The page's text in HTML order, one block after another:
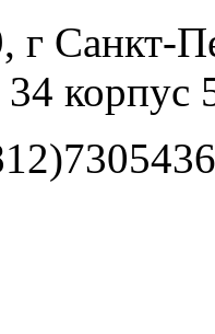
г Санкт-
34 корпус